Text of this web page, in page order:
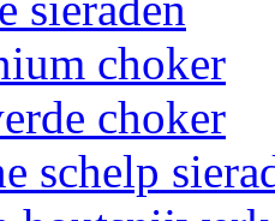
choker
choker
schelp